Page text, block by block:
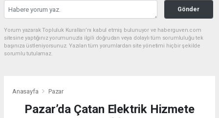
Gönder
Yorum yazarak Topluluk Kuralları’nı kabul etmiş bulunuyor ve haberguven.com
sitesine yaptığınız yorumunuzla ilgili doğrudan veya dolaylı tüm sorumluluğu tek
başınıza üstleniyorsunuz. Yazılan tüm yorumlardan site yönetimi hiçbir şekilde
sorumlu tutulamaz.
Anasayfa Pazar
Pazar’da Çatan Elektrik Hizmete